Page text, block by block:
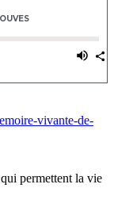
vivante-de-
permettent la vie